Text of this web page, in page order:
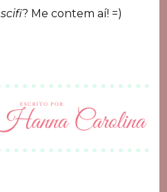
scifi? Me contem aí! =)